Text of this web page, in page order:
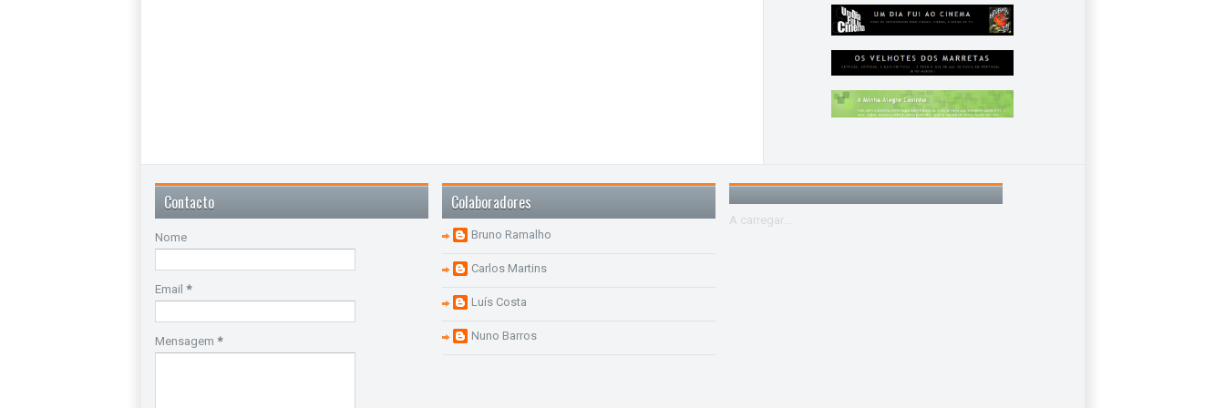
Contacto
Nome
Email *
Mensagem *
Colaboradores
Bruno Ramalho
Carlos Martins
Luís Costa
Nuno Barros
A carregar...